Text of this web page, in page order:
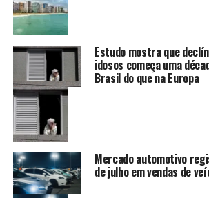
Estudo mostra que
idosos começa uma
Brasil do que na Europa
Mercado automotivo
de julho em vendas de